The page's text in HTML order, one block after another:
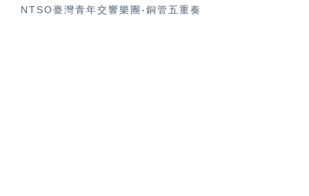
NTSO臺灣青年交響樂團-銅管五重奏